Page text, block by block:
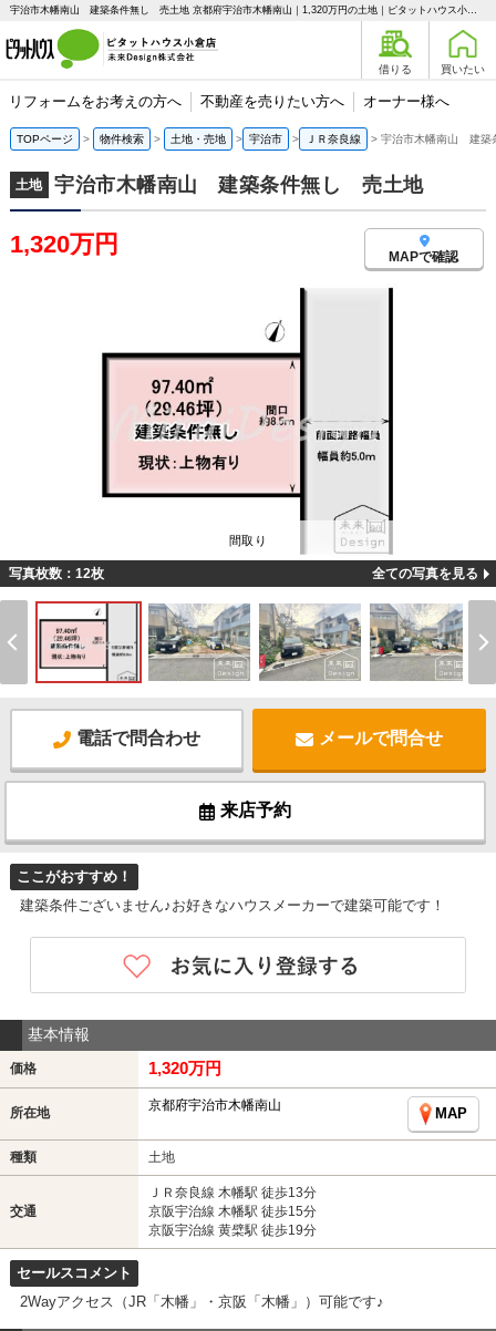
宇治市木幡南山 建築条件無し 売土地 京都府宇治市木幡南山｜1,320万円の土地｜ピタットハウス小倉店 未来Design株式会社
借りる 買いたい
リフォームをお考えの方へ 不動産を売りたい方へ オーナー様へ
TOPページ 物件検索 土地・売地 宇治市 ＪＲ奈良線 宇治市木幡南山 建
土地 宇治市木幡南山 建築条件無し 売土地
1,320万円 MAPで確認
間取り
写真枚数：12枚 全ての写真を見る
電話で問合わせ メールで問合せ
来店予約
ここがおすすめ！
建築条件ございません♪お好きなハウスメーカーで建築可能です！
基本情報
価格 1,320万円
所在地 京都府宇治市木幡南山
MAP
種類 土地
交通
ＪＲ奈良線 木幡駅 徒歩13分
京阪宇治線 木幡駅 徒歩15分
京阪宇治線 黄檗駅 徒歩19分
セールスコメント
2Wayアクセス（JR「木幡」・京阪「木幡」）可能です♪